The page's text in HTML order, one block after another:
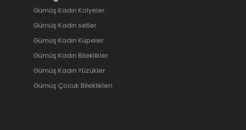
Gümüş Kadın Kolyeler
Gümüş Kadin setler
Gümüş Kadın Küpeler
Gümüş Kadın Bileklikler
Gümüş Kadın Yüzükler
Gümüş Çocuk Bileklikleri